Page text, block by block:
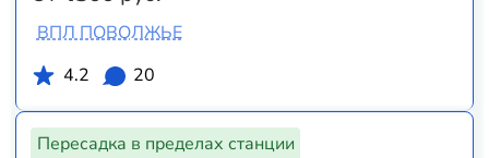
ВПЛ ПОВОЛЖЬЕ
4.2
20
Пересадка в пределах станции